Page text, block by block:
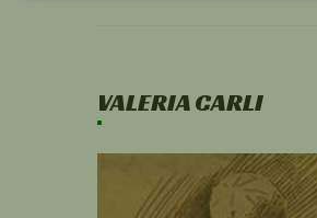
VALERIA CARLI